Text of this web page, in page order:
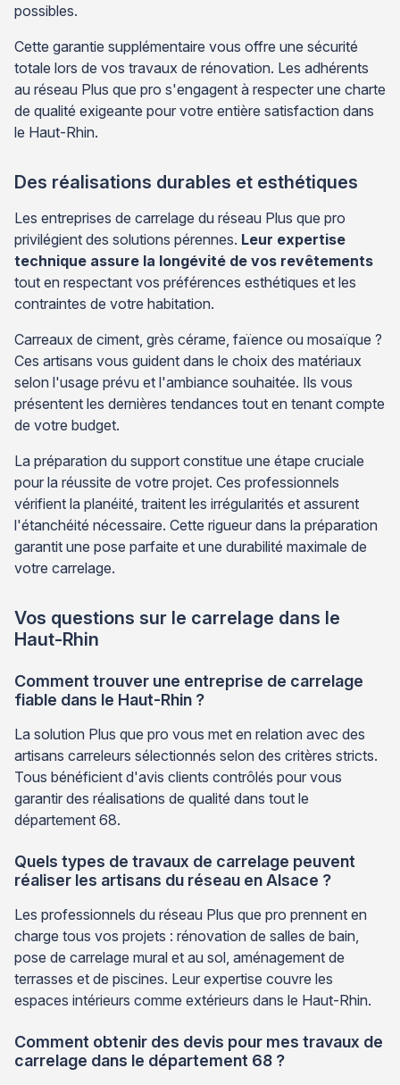
possibles.
Cette garantie supplémentaire vous offre une sécurité
totale lors de vos travaux de rénovation. Les adhérents
au réseau Plus que pro s'engagent à respecter une charte
de qualité exigeante pour votre entière satisfaction dans
le Haut-Rhin.
Des réalisations durables et esthétiques
Les entreprises de carrelage du réseau Plus que pro
privilégient des solutions pérennes. Leur expertise
technique assure la longévité de vos revêtements
tout en respectant vos préférences esthétiques et les
contraintes de votre habitation.
Carreaux de ciment, grès cérame, faïence ou mosaïque ?
Ces artisans vous guident dans le choix des matériaux
selon l'usage prévu et l'ambiance souhaitée. Ils vous
présentent les dernières tendances tout en tenant compte
de votre budget.
La préparation du support constitue une étape cruciale
pour la réussite de votre projet. Ces professionnels
vérifient la planéité, traitent les irrégularités et assurent
l'étanchéité nécessaire. Cette rigueur dans la préparation
garantit une pose parfaite et une durabilité maximale de
votre carrelage.
Vos questions sur le carrelage dans le
Haut-Rhin
Comment trouver une entreprise de carrelage
fiable dans le Haut-Rhin ?
La solution Plus que pro vous met en relation avec des
artisans carreleurs sélectionnés selon des critères stricts.
Tous bénéficient d'avis clients contrôlés pour vous
garantir des réalisations de qualité dans tout le
département 68.
Quels types de travaux de carrelage peuvent
réaliser les artisans du réseau en Alsace ?
Les professionnels du réseau Plus que pro prennent en
charge tous vos projets : rénovation de salles de bain,
pose de carrelage mural et au sol, aménagement de
terrasses et de piscines. Leur expertise couvre les
espaces intérieurs comme extérieurs dans le Haut-Rhin.
Comment obtenir des devis pour mes travaux de
carrelage dans le département 68 ?